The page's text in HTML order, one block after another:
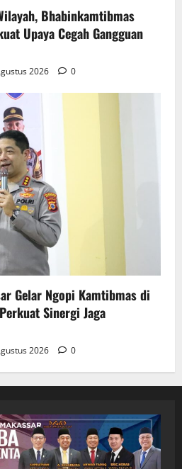
Bhabinkamtibmas
Upaya Cegah Gangguan
2026 0
Gelar Ngopi Kamtibmas di
Sinergi Jaga
2026 0